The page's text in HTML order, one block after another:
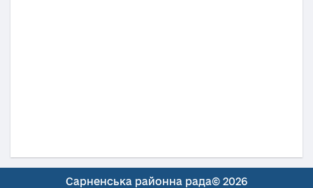
Сарненська районна рада© 2026